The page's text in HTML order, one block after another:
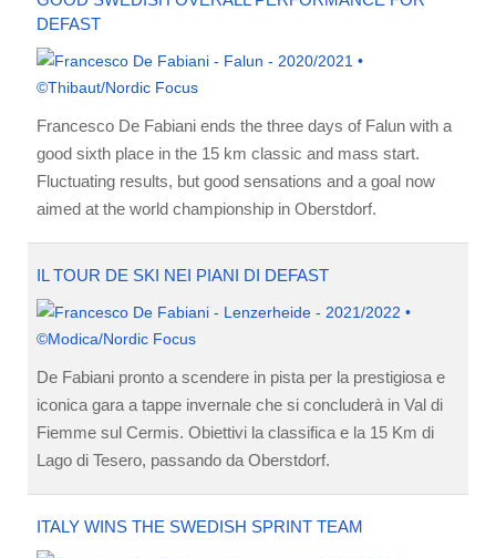
DEFAST
Francesco De Fabiani ends the three days of Falun with a
good sixth place in the 15 km classic and mass start.
Fluctuating results, but good sensations and a goal now
aimed at the world championship in Oberstdorf.
IL TOUR DE SKI NEI PIANI DI DEFAST
De Fabiani pronto a scendere in pista per la prestigiosa e
iconica gara a tappe invernale che si concluderà in Val di
Fiemme sul Cermis. Obiettivi la classifica e la 15 Km di
Lago di Tesero, passando da Oberstdorf.
ITALY WINS THE SWEDISH SPRINT TEAM